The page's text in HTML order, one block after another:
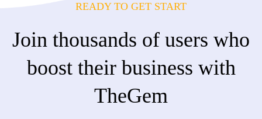
READY TO GET START
Join thousands of users who
boost their business with
TheGem